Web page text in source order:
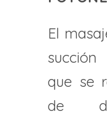
El
que se
de